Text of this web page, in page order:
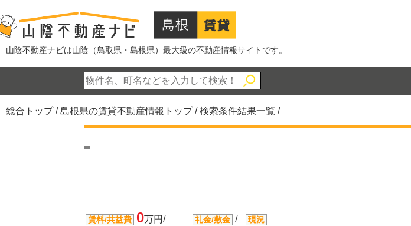
山陰不動産ナビは山陰（鳥取県・島根県）最大級の不動産情報サイトです。
現
在
総合トップ/島根県の賃貸不動産情報トップ/検索条件結果一覧 /
賃料/共益費 0万円/ 礼金/敷金 / 現況